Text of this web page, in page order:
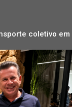
coletivo em